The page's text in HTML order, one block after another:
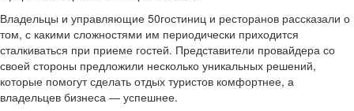
Владельцы и управляющие 50гостиниц и ресторанов рассказали о
том, с какими сложностями им периодически приходится
сталкиваться при приеме гостей. Представители провайдера со
своей стороны предложили несколько уникальных решений,
которые помогут сделать отдых туристов комфортнее, а
владельцев бизнеса — успешнее.